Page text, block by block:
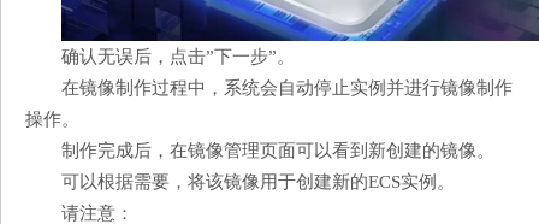
确认无误后，点击”下一步”。
在镜像制作过程中，系统会自动停止实例并进行镜像制作
操作。
制作完成后，在镜像管理页面可以看到新创建的镜像。
可以根据需要，将该镜像用于创建新的ECS实例。
请注意：